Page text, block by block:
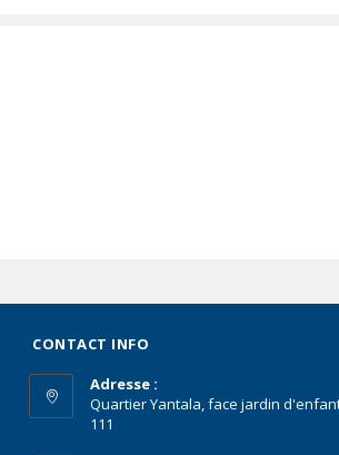
CONTACT INFO
Adresse :
Quartier Yantala, face jardin
111